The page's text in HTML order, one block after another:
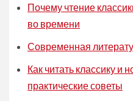
Почему чтение
во времени
Современная
Как читать классику и
практические советы